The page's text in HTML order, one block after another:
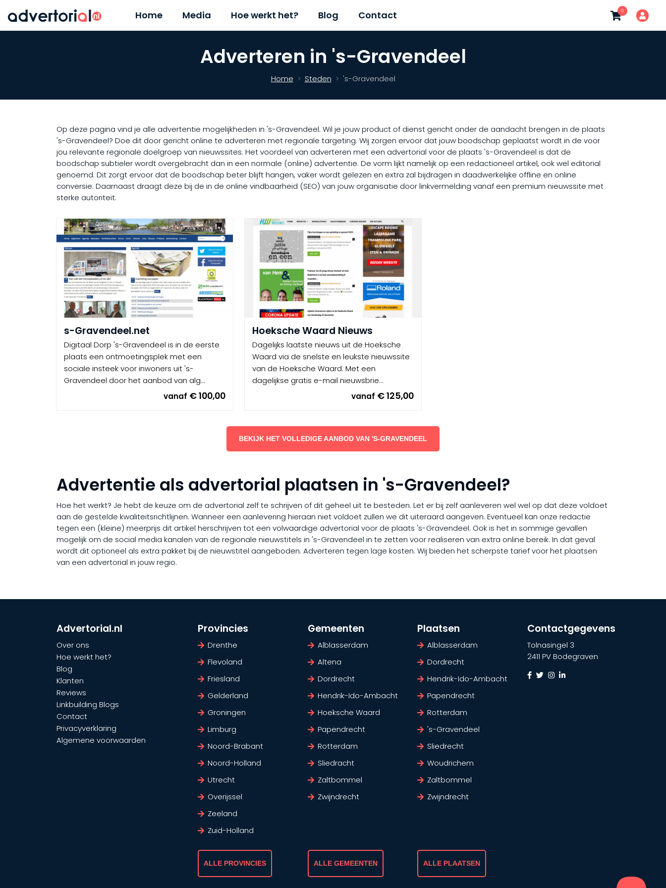
Home Media Hoe werkt het? Blog Contact 0
Adverteren in 's-Gravendeel
Home Steden 's-Gravendeel
Op deze pagina vind je alle advertentie mogelijkheden in 's-Gravendeel. Wil je jouw product of dienst gericht onder de aandacht brengen in de plaats
's-Gravendeel? Doe dit door gericht online te adverteren met regionale targeting. Wij zorgen ervoor dat jouw boodschap geplaatst wordt in de voor
jou relevante regionale doelgroep van nieuwssites. Het voordeel van adverteren met een advertorial voor de plaats 's-Gravendeel is dat de
boodschap subtieler wordt overgebracht dan in een normale (online) advertentie. De vorm lijkt namelijk op een redactioneel artikel, ook wel editorial
genoemd. Dit zorgt ervoor dat de boodschap beter blijft hangen, vaker wordt gelezen en extra zal bijdragen in daadwerkelijke offline en online
conversie. Daarnaast draagt deze bij de in de online vindbaarheid (SEO) van jouw organisatie door linkvermelding vanaf een premium nieuwssite met
sterke autoriteit.
s-Gravendeel.net
Digitaal Dorp 's-Gravendeel is in de eerste
plaats een ontmoetingsplek met een
sociale insteek voor inwoners uit 's-
Gravendeel door het aanbod van alg...
vanaf € 100,00
Hoeksche Waard Nieuws
Dagelijks laatste nieuws uit de Hoeksche
Waard via de snelste en leukste nieuwssite
van de Hoeksche Waard. Met een
dagelijkse gratis e-mail nieuwsbrie...
vanaf € 125,00
BEKIJK HET VOLLEDIGE AANBOD VAN 'S-GRAVENDEEL
Advertentie als advertorial plaatsen in 's-Gravendeel?
Hoe het werkt? Je hebt de keuze om de advertorial zelf te schrijven of dit geheel uit te besteden. Let er bij zelf aanleveren wel wel op dat deze voldoet
aan de gestelde kwaliteitsrichtlijnen. Wanneer een aanlevering hieraan niet voldoet zullen we dit uiteraard aangeven. Eventueel kan onze redactie
tegen een (kleine) meerprijs dit artikel herschrijven tot een volwaardige advertorial voor de plaats 's-Gravendeel. Ook is het in sommige gevallen
mogelijk om de social media kanalen van de regionale nieuwstitels in 's-Gravendeel in te zetten voor realiseren van extra online bereik. In dat geval
wordt dit optioneel als extra pakket bij de nieuwstitel aangeboden. Adverteren tegen lage kosten. Wij bieden het scherpste tarief voor het plaatsen
van een advertorial in jouw regio.
Advertorial.nl
Over ons
Hoe werkt het?
Blog
Klanten
Reviews
Linkbuilding Blogs
Contact
Privacyverklaring
Algemene voorwaarden
Provincies
Drenthe
Flevoland
Friesland
Gelderland
Groningen
Limburg
Noord-Brabant
Noord-Holland
Utrecht
Overijssel
Zeeland
Zuid-Holland
ALLE PROVINCIES
Gemeenten
Alblasserdam
Altena
Dordrecht
Hendrik-Ido-Ambacht
Hoeksche Waard
Papendrecht
Rotterdam
Sliedracht
Zaltbommel
Zwijndrecht
ALLE GEMEENTEN
Plaatsen
Alblasserdam
Dordrecht
Hendrik-Ido-Ambacht
Papendrecht
Rotterdam
's-Gravendeel
Sliedrecht
Woudrichem
Zaltbommel
Zwijndrecht
ALLE PLAATSEN
Contactgegevens
Tolnasingel 3
2411 PV Bodegraven